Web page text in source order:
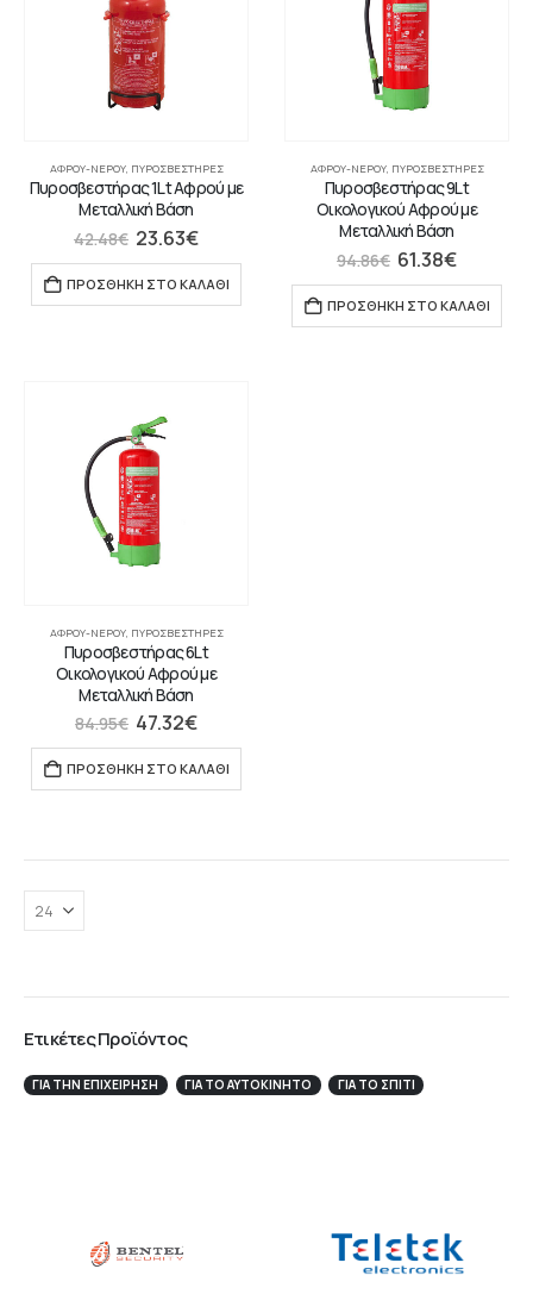
ΑΦΡΟΎ-ΝΕΡΟΎ, ΠΥΡΟΣΒΕΣΤΉΡΕΣ
Πυροσβεστήρας 1Lt Αφρού με
Μεταλλική Βάση
42.48€ 23.63€
ΠΡΟΣΘΉΚΗ ΣΤΟ ΚΑΛΆΘΙ
ΑΦΡΟΎ-ΝΕΡΟΎ, ΠΥΡΟΣΒΕΣΤΉΡΕΣ
Πυροσβεστήρας 9Lt
Οικολογικού Αφρού με
Μεταλλική Βάση
94.86€ 61.38€
ΠΡΟΣΘΉΚΗ ΣΤΟ ΚΑΛΆΘΙ
ΑΦΡΟΎ-ΝΕΡΟΎ, ΠΥΡΟΣΒΕΣΤΉΡΕΣ
Πυροσβεστήρας 6Lt
Οικολογικού Αφρού με
Μεταλλική Βάση
84.95€ 47.32€
ΠΡΟΣΘΉΚΗ ΣΤΟ ΚΑΛΆΘΙ
Ετικέτες Προϊόντος
ΓΙΑ ΤΗΝ ΕΠΙΧΕΊΡΗΣΉ ΓΙΑ ΤΟ ΑΥΤΟΚΊΝΗΤΟ ΓΙΑ ΤΟ ΣΠΙΤΙ